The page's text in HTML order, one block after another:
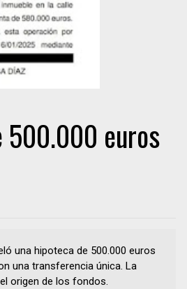
500.000 euros
una hipoteca de 500.000 euros
una transferencia única. La
origen de los fondos.